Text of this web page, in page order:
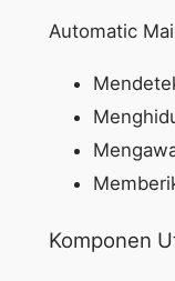
Automatic
Komponen